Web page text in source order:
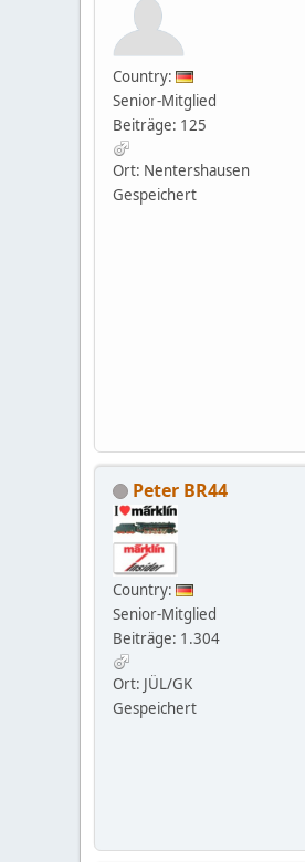
Country:
Senior-Mitglied
Beiträge: 125
Ort: Nentershausen
Gespeichert
Peter BR44
Country:
Senior-Mitglied
Beiträge: 1.304
Ort: JÜL/GK
Gespeichert